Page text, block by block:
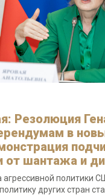
Резолюция
в
от шантажа и
агрессивной политики
других стран